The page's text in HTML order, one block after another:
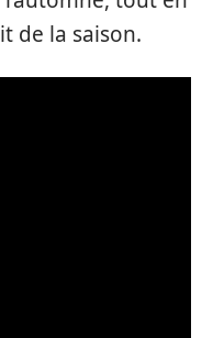
de la saison.